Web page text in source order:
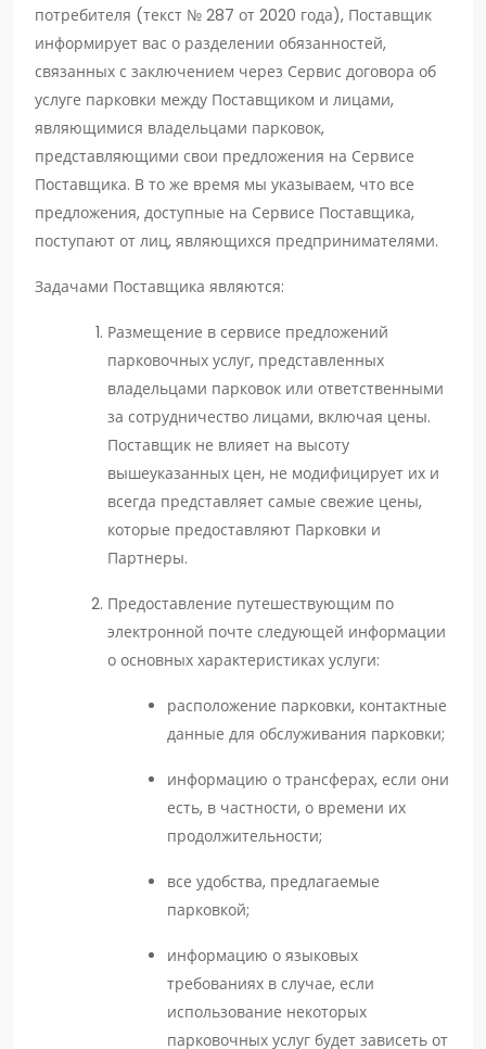
потребителя (текст № 287 от 2020 года), Поставщик
информирует вас о разделении обязанностей,
связанных с заключением через Сервис договора об
услуге парковки между Поставщиком и лицами,
являющимися владельцами парковок,
представляющими свои предложения на Сервисе
Поставщика. В то же время мы указываем, что все
предложения, доступные на Сервисе Поставщика,
поступают от лиц, являющихся предпринимателями.
Задачами Поставщика являются:
Размещение в сервисе предложений
парковочных услуг, представленных
владельцами парковок или ответственными
за сотрудничество лицами, включая цены.
Поставщик не влияет на высоту
вышеуказанных цен, не модифицирует их и
всегда представляет самые свежие цены,
которые предоставляют Парковки и
Партнеры.
Предоставление путешествующим по
электронной почте следующей информации
о основных характеристиках услуги:
расположение парковки, контактные
данные для обслуживания парковки;
информацию о трансферах, если они
есть, в частности, о времени их
продолжительности;
все удобства, предлагаемые
парковкой;
информацию о языковых
требованиях в случае, если
использование некоторых
парковочных услуг будет зависеть от